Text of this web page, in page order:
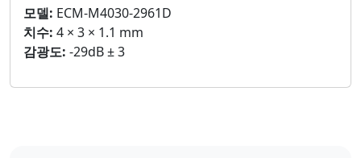
모델: ECM-M4030-2961D
치수: 4 × 3 × 1.1 mm
감광도: -29dB ± 3